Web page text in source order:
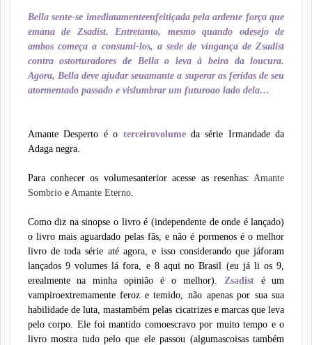
Bella sente-se imediatamenteenfeitiçada pela ardente força que
emana de Zsadist. Entretanto, mesmo quando odesejo de
ambos começa a consumi-los, a sede de vingança de Zsadist
contra ostorturadores de Bella o leva à beira da loucura.
Agora, Bella deve ajudar seuamante a superar as feridas de seu
atormentado passado e vislumbrar um futuroao lado dela…
Amante Desperto é o terceirovolumeda série Irmandade da
Adaga negra.
Para conhecer os volumesanterior acesse as resenhas:Amante
SombrioeAmante Eterno.
Como diz na sinopse o livro é (independente de onde é lançado)
o livro mais aguardado pelas fãs, e não é pormenos é o melhor
livro de toda série até agora, e isso considerando que jáforam
lançados 9 volumes lá fora, e 8 aqui no Brasil (eu já li os 9,
erealmente na minha opinião é o melhor). Zsadisté um
vampiroextremamente feroz e temido, não apenas por sua sua
habilidade de luta, mastambém pelas cicatrizes e marcas que leva
pelo corpo. Ele foi mantido comoescravo por muito tempo e o
livro mostra tudo pelo que ele passou (algumascoisas também